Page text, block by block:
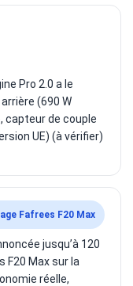
Pro 2.0 a le
(690 W
capteur de couple
UE) (à vérifier)
Fafrees F20 Max
jusqu’à 120
F20 Max sur la
réelle,